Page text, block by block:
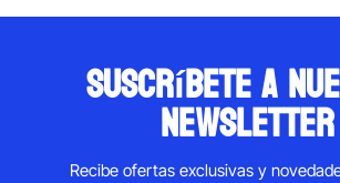
suscríbete a
newsletter
Recibe ofertas exclusivas y